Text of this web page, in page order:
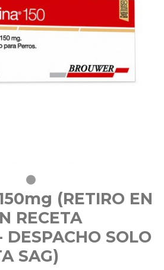
(RETIRO EN
RECETA
DESPACHO SOLO
SAG)